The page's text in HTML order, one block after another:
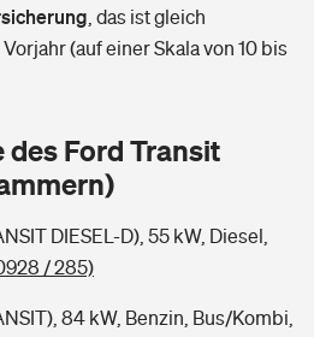
finden
finden
bekomme ich im Alter?
das ist gleich
(auf einer Skala von 10 bis
Ford Transit
DIESEL-D), 55 kW, Diesel,
/ 285)
84 kW, Benzin, Bus/Kombi,